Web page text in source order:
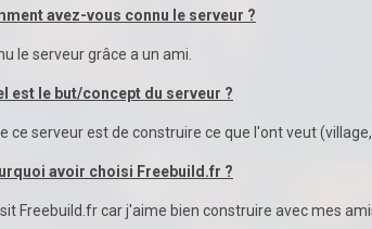
avez-vous connu le serveur ?
le serveur grâce a un ami.
est le but/concept du serveur ?
ce serveur est de construire ce que l'ont veut
avoir choisi Freebuild.fr ?
Freebuild.fr car j'aime bien construire avec mes